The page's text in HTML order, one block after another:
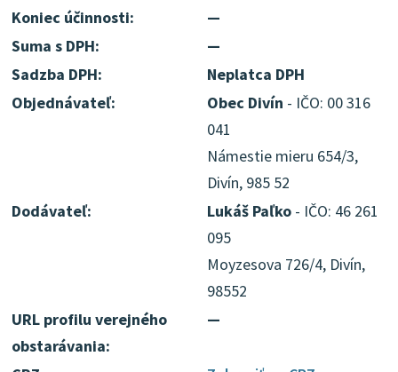
Koniec účinnosti:
—
Suma s DPH:
—
Sadzba DPH:
Neplatca DPH
Objednávateľ:
Obec Divín - IČO: 00 316
041
Námestie mieru 654/3,
Divín, 985 52
Dodávateľ:
Lukáš Paľko - IČO: 46 261
095
Moyzesova 726/4, Divín,
98552
URL profilu verejného
obstarávania:
—